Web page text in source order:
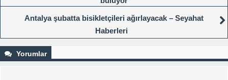
Antalya şubatta bisikletçileri ağırlayacak – Seyahat
Haberleri
Yorumlar